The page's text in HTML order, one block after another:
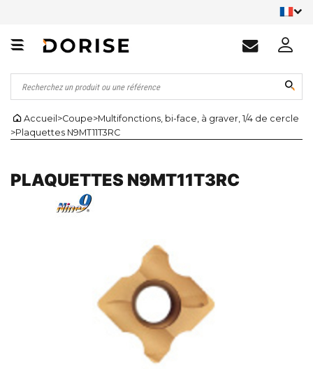
Accueil >Coupe>Multifonctions, bi-face, à graver, 1/4 de cercle
>Plaquettes N9MT11T3RC
PLAQUETTES N9MT11T3RC